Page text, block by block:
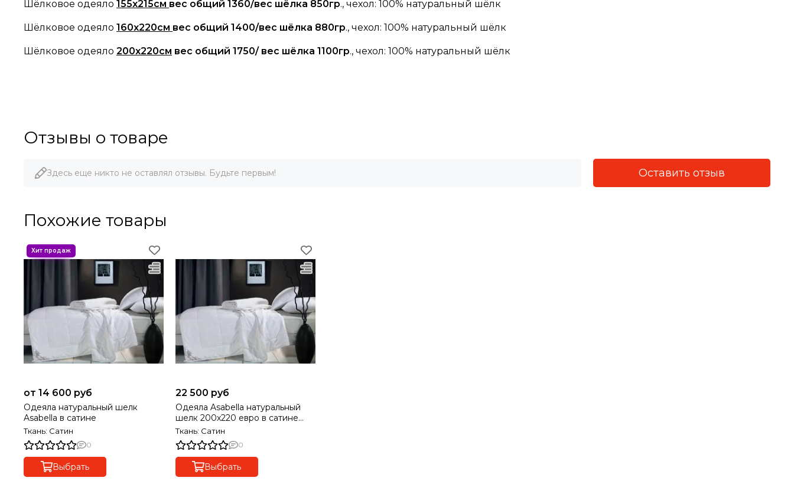
Шёлковое одеяло 155х215см вес общий 1360/вес шёлка 850гр., чехол: 100% натуральный шёлк
Шёлковое одеяло 160х220см вес общий 1400/вес шёлка 880гр., чехол: 100% натуральный шёлк
Шёлковое одеяло 200х220см вес общий 1750/ вес шёлка 1100гр., чехол: 100% натуральный шёлк
Отзывы о товаре
Здесь еще никто не оставлял отзывы. Будьте первым! Оставить отзыв
Похожие товары
от 14 600 руб
Одеяла натуральный шелк
Asabella в сатине
Ткань: Сатин
0
Выбрать
22 500 руб
Одеяла Asabella натуральный
шелк 200х220 евро в сатине
ЗИМНЕЕ
Ткань: Сатин
0
Выбрать